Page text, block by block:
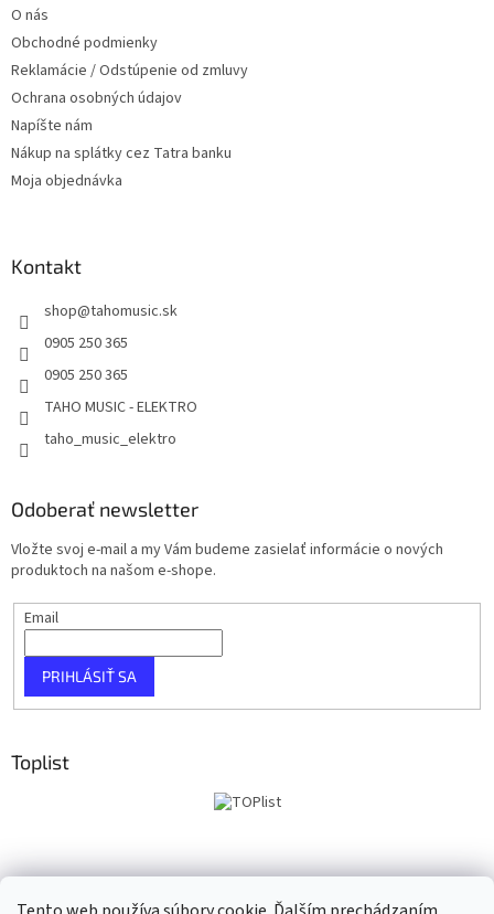
O nás
Obchodné podmienky
Reklamácie / Odstúpenie od zmluvy
Ochrana osobných údajov
Napíšte nám
Nákup na splátky cez Tatra banku
Moja objednávka
Kontakt
shop@tahomusic.sk
0905 250 365
0905 250 365
TAHO MUSIC - ELEKTRO
taho_music_elektro
Odoberať newsletter
Vložte svoj e-mail a my Vám budeme zasielať informácie o nových
produktoch na našom e-shope.
Email
PRIHLÁSIŤ SA
Toplist